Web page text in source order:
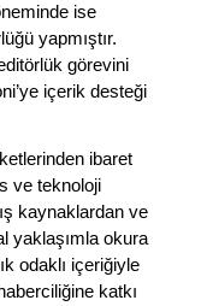
ise
yapmıştır.
görevini
içerik desteği
ibaret
ve teknoloji
kaynaklardan ve
yaklaşımla okura
odaklı içeriğiyle
katkı